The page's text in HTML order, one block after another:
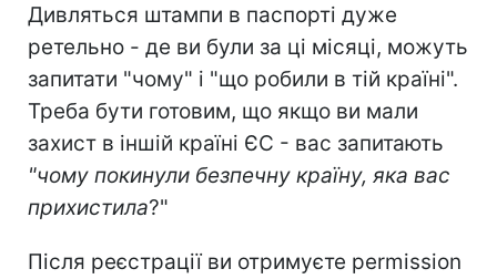
Дивляться штампи в паспорті дуже
ретельно - де ви були за ці місяці, можуть
запитати "чому" і "що робили в тій країні".
Треба бути готовим, що якщо ви мали
захист в іншій країні ЄС - вас запитають
"чому покинули безпечну країну, яка вас
прихистила?"
Після реєстрації ви отримуєте permission